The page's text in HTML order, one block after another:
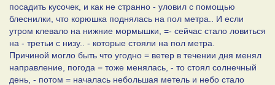
посадить кусочек, и как не странно - уловил с помощью
блеснилки, что корюшка поднялась на пол метра.. И если
утром клевало на нижние мормышки, =- сейчас стало ловиться
на - третьи с низу.. - которые стояли на пол метра.
Причиной могло быть что угодно = ветер в течении дня менял
направление, погода = тоже менялась, - то стоял солнечный
день, - потом = началась небольшая метель и небо стало